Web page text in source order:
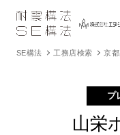
SE構法 工務店検索 京
プ
山栄